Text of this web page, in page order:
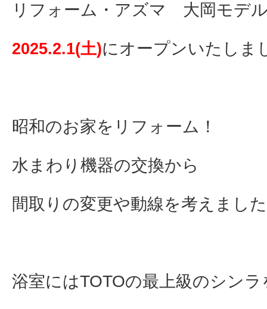
リフォーム・アズマ 大岡モデ
2025.2.1(土)にオープンいたしま
昭和のお家をリフォーム！
水まわり機器の交換から
間取りの変更や動線を考えまし
浴室にはTOTOの最上級のシンラ